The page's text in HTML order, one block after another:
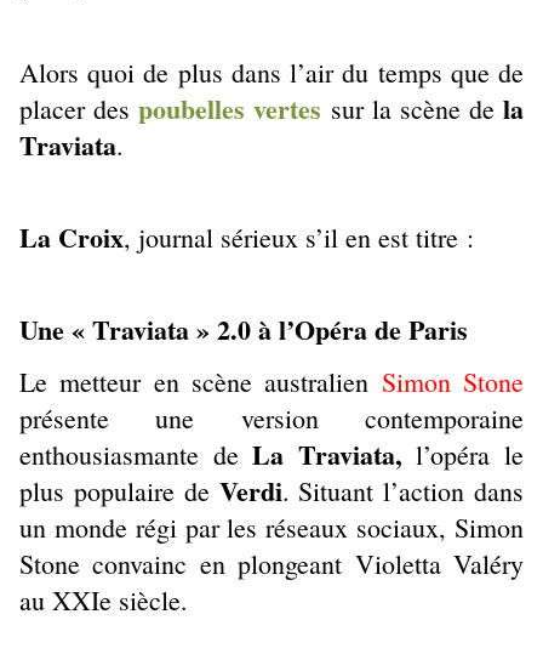
Alors quoi de plus dans l’air du temps que de
placer despoubelles vertes sur la scène de la
Traviata.
La Croix, journal sérieux s’il en est titre :
Une « Traviata » 2.0 à l’Opéra de Paris
Le metteur en scène australien Simon Stone
présente une version contemporaine
enthousiasmante deLa Traviata,l’opéra le
plus populaire de Verdi. Situant l’action dans
un monde régi par les réseaux sociaux, Simon
Stone convainc en plongeant Violetta Valéry
au XXIe siècle.